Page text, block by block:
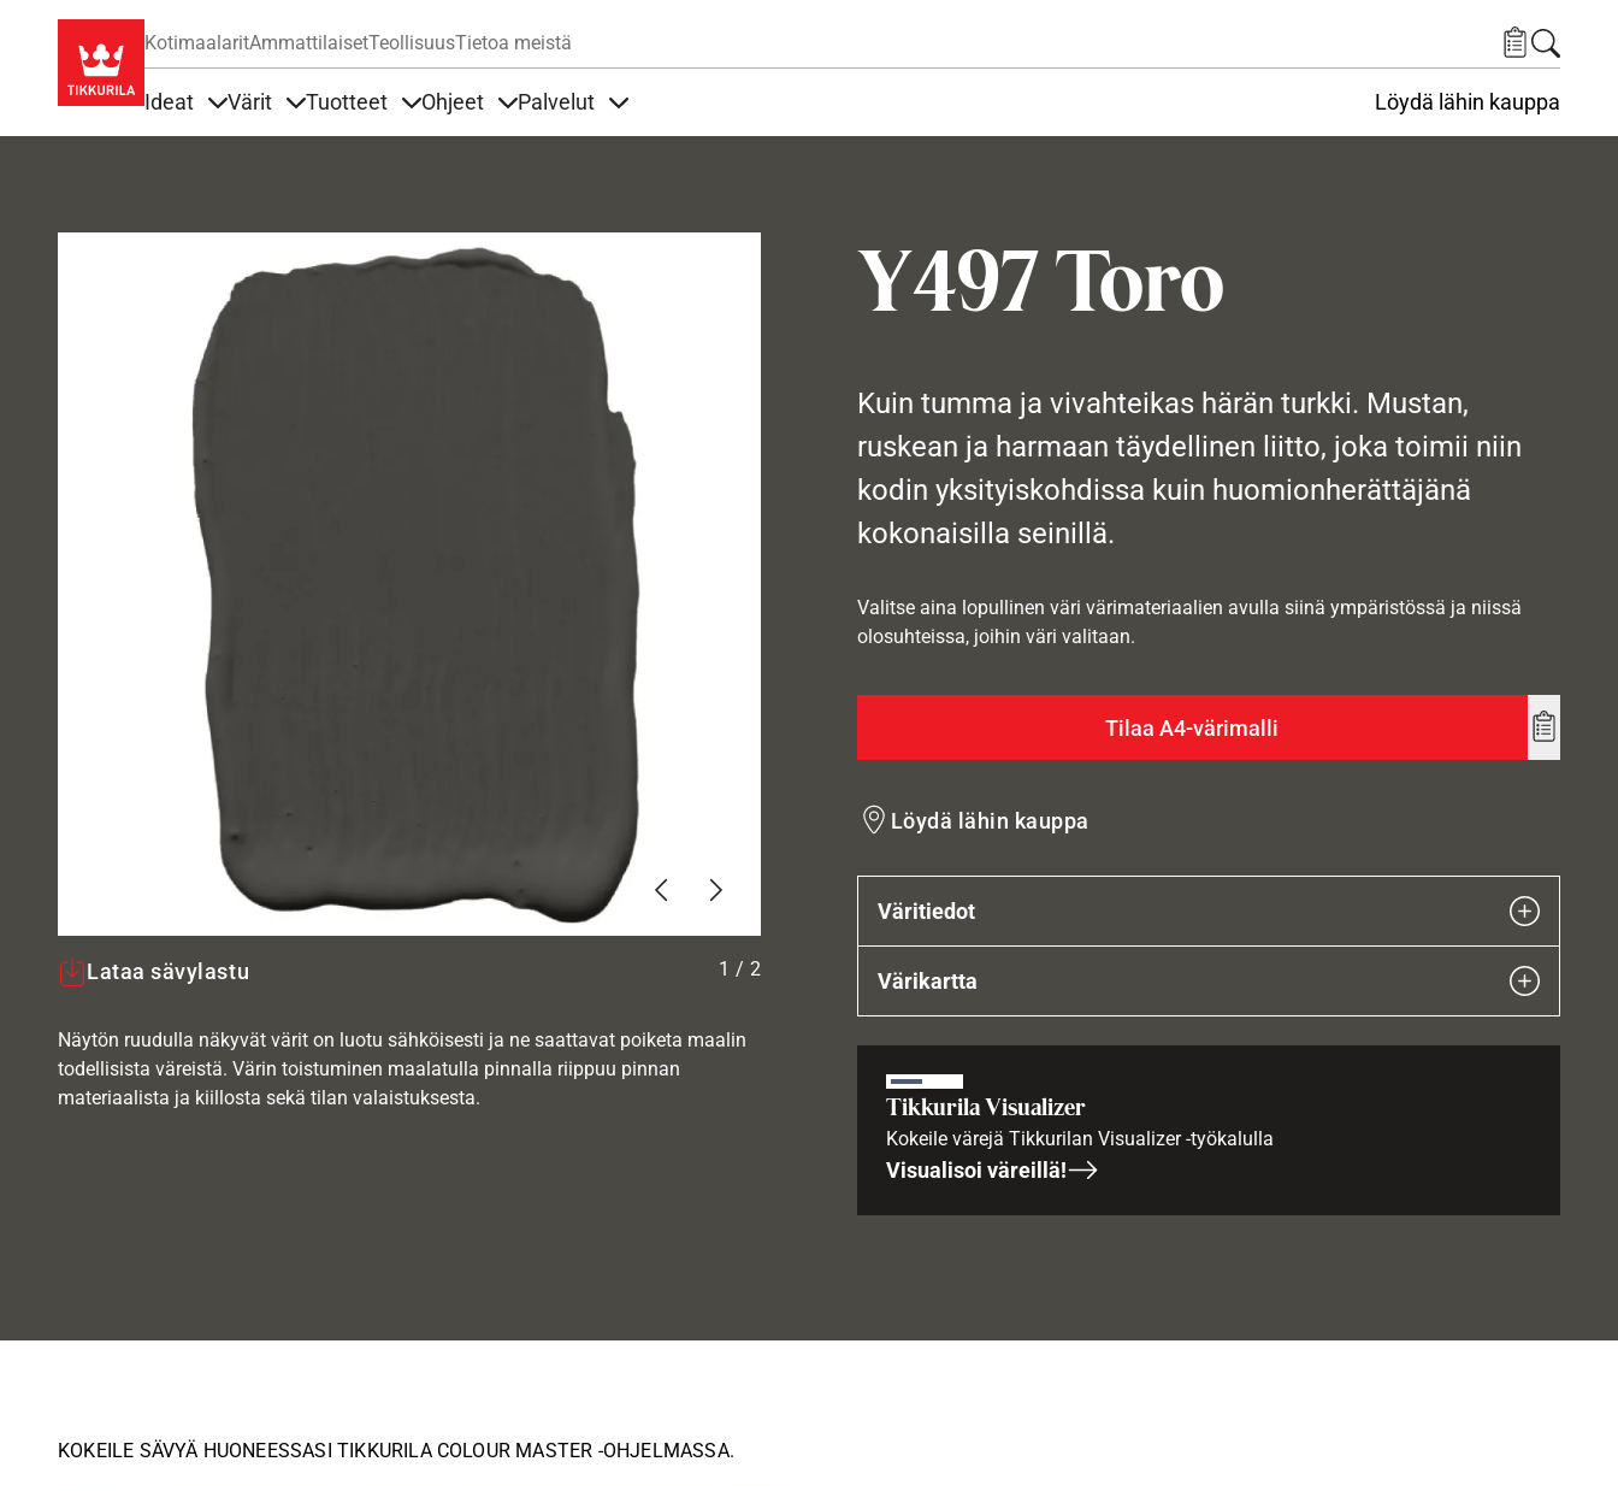
KotimaalaritAmmattilaisetTeollisuusTietoa meistä
Ideat Värit Tuotteet Ohjeet Palvelut Löydä lähin kauppa
Y497 Toro
EdellinenSeuraava
Lataa sävylastu 1 / 2
Näytön ruudulla näkyvät värit on luotu sähköisesti ja ne saattavat poiketa maalin
todellisista väreistä. Värin toistuminen maalatulla pinnalla riippuu pinnan
materiaalista ja kiillosta sekä tilan valaistuksesta.
Kuin tumma ja vivahteikas härän turkki. Mustan,
ruskean ja harmaan täydellinen liitto, joka toimii niin
kodin yksityiskohdissa kuin huomionherättäjänä
kokonaisilla seinillä.
Valitse aina lopullinen väri värimateriaalien avulla siinä ympäristössä ja niissä
olosuhteissa, joihin väri valitaan.
Tilaa A4-värimalli
Add
Löydä lähin kauppa
Väritiedot
Värikartta
Tikkurila Visualizer
Kokeile värejä Tikkurilan Visualizer -työkalulla
Visualisoi väreillä!
KOKEILE SÄVYÄ HUONEESSASI TIKKURILA COLOUR MASTER -OHJELMASSA.